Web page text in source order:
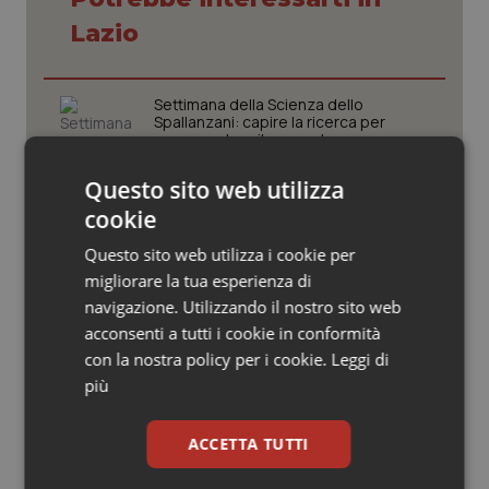
Oncologia & Nutrizione
Quotidiano Cardiologia
Quotidiano Chirurgia
Quotidiano Oncologia
Quotidiano Pediatria
Rene & patologie urogenitali
Lazio
Settimana della Scienza dello
Spallanzani: capire la ricerca per
comprendere il presente
Schillaci: “Gli attuali indicatori non
fotografano la qualità reale del Ssn”
Case di comunità. La sfida ora è
riempirle di professionisti e servizi. Il
punto della Conferenza delle Regioni
San Raffaele di Milano. Ispezioni e
criticità riscontrate, stop al
laboratorio di Embriologia
Questo sito web utilizza
cookie
Questo sito web utilizza i cookie per
migliorare la tua esperienza di
navigazione. Utilizzando il nostro sito web
acconsenti a tutti i cookie in conformità
con la nostra policy per i cookie. Leggi di
più
ACCETTA TUTTI